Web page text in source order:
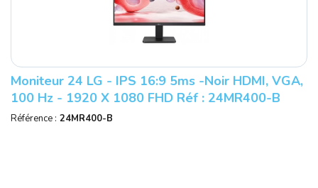
Moniteur 24 LG - IPS 16:9 5ms -Noir HDMI, VGA,
100 Hz - 1920 X 1080 FHD Réf : 24MR400-B
Garantie Constructeur.
Référence : 24MR400-B